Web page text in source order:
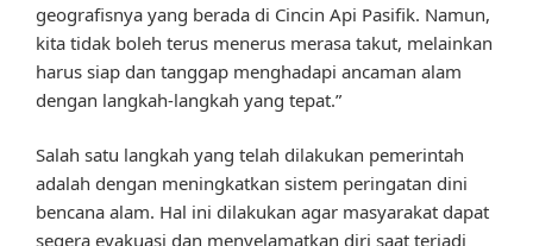
geografisnya yang berada di Cincin Api Pasifik. Namun,
kita tidak boleh terus menerus merasa takut, melainkan
harus siap dan tanggap menghadapi ancaman alam
dengan langkah-langkah yang tepat.”
Salah satu langkah yang telah dilakukan pemerintah
adalah dengan meningkatkan sistem peringatan dini
bencana alam. Hal ini dilakukan agar masyarakat dapat
segera evakuasi dan menyelamatkan diri saat terjadi